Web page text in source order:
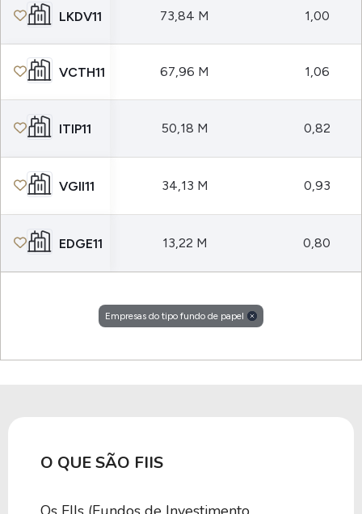
LKDV11 73,84 M 1,00
VCTH11 67,96 M 1,06
ITIP11 50,18 M 0,82
VGII11 34,13 M 0,93
EDGE11 13,22 M 0,80
Empresas do tipo fundo de papel
O QUE SÃO FIIS